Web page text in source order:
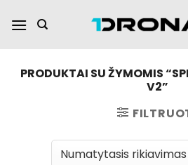
turinį
PRODUKTAI SU ŽYMOMIS
V2”